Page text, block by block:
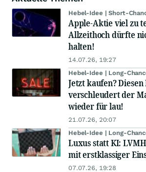
Hebel-Idee | Short-
Apple-Aktie viel zu
Allzeithoch dürfte
halten!
14.07.26, 19:27
Hebel-Idee | Long-
Jetzt kaufen?
verschleudert der
wieder für lau!
21.07.26, 20:07
Hebel-Idee | Long-
Luxus statt KI:
mit erstklassiger
07.07.26, 19:28